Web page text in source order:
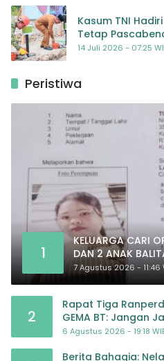
Kasum TNI
Tetap
Harapan Baru
14 Juli 2026 - 07:25
Peristiwa
1
KELUARGA CARI
DAN 2 ANAK
20 JULI 2026
7 Agustus 2026 - 11:46
2
Rapat Tiga
GEMA BT: Jangan
Pembiayaan yang
6 Agustus 2026 - 19:18
Berita Bahagia: